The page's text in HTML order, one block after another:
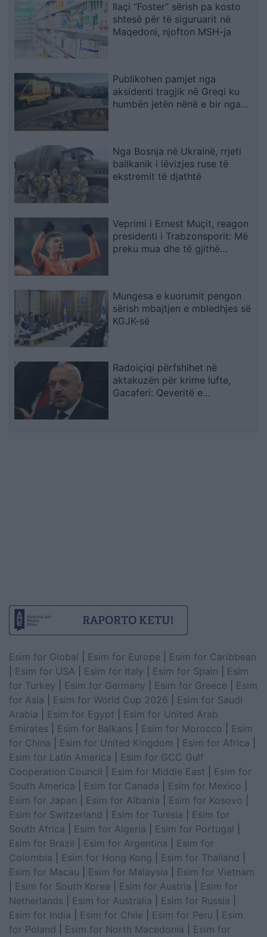
Ilaçi “Foster” sërish pa kosto
shtesë për të siguruarit në
Maqedoni, njofton MSH-ja
Publikohen pamjet nga
aksidenti tragjik në Greqi ku
humbën jetën nënë e bir nga
Nga Bosnja në Ukrainë, rrjeti
ballkanik i lëvizjes ruse të
ekstremit të djathtë
Veprimi i Ernest Muçit, reagon
presidenti i Trabzonsporit: Më
preku mua dhe të gjithë
Mungesa e kuorumit pengon
sërish mbajtjen e mbledhjes së
KGJK-së
Radoiçiqi përfshihet në
aktakuzën për krime lufte,
Gacaferi: Qeveritë e
Esim for Global Esim for Europe
Esim for Caribbean
Esim for USA Esim for Italy Esim for Spain
Esim
for Turkey
Esim for Germany Esim for Greece
Esim
for Asia
Esim for World Cup 2026
Esim for Saudi
Arabia
Esim for Egypt
Esim for United Arab
Emirates
Esim for Balkans Esim for Morocco
Esim
for China
Esim for United Kingdom Esim for Africa
Esim for Latin America
Esim for GCC Gulf
Cooperation Council
Esim for Middle East
Esim for
South America
Esim for Canada Esim for Mexico
Esim for Japan
Esim for Albania Esim for Kosovo
Esim for Switzerland
Esim for Tunisia
Esim for
South Africa
Esim for Algeria Esim for Portugal
Esim for Brazil
Esim for Argentina
Esim for
Colombia
Esim for Hong Kong Esim for Thailand
Esim for Macau
Esim for Malaysia
Esim for Vietnam
Esim for South Korea Esim for Austria
Esim for
Netherlands
Esim for Australia Esim for Russia
Esim for India
Esim for Chile Esim for Peru
Esim
for Poland
Esim for North Macedonia
Esim for